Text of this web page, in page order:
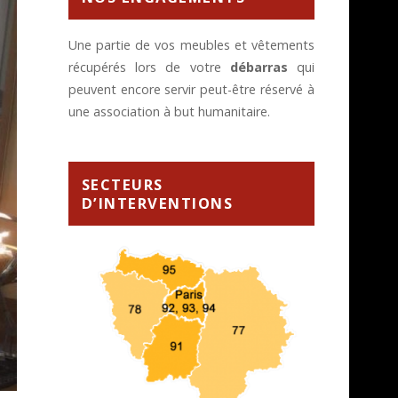
Une partie de vos meubles et vêtements
récupérés lors de votre débarras qui
peuvent encore servir peut-être réservé à
une association à but humanitaire.
SECTEURS
D’INTERVENTIONS